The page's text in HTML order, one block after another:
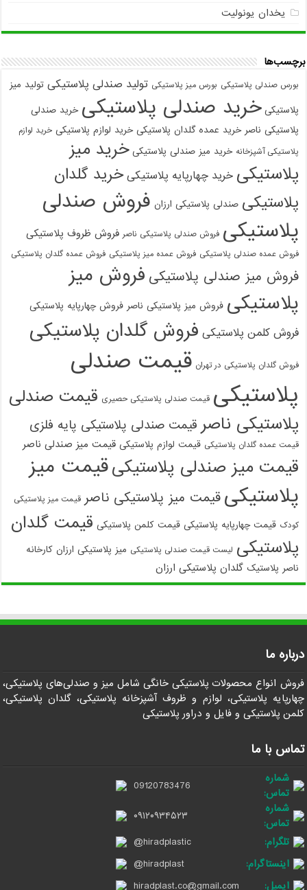
یخدان یونولیت
برچسب‌ها
بورس صندلی پلاستیکی بورس میز پلاستیکی تولید صندلی پلاستیکی تولید میز
پلاستیکی خرید صندلی پلاستیکی خرید صندلی
پلاستیکی ناصر خرید عمده گلدان پلاستیکی خرید لوازم پلاستیکی خرید لوازم
پلاستیکی آشپزخانه خرید میز صندلی پلاستیکی خرید میز
پلاستیکی خرید چهارپایه پلاستیکی خرید گلدان
پلاستیکی صندلی پلاستیکی ارزان فروش صندلی
پلاستیکی فروش صندلی پلاستیکی ناصر فروش ظروف پلاستیکی
فروش عمده صندلی پلاستیکی فروش عمده میز پلاستیکی فروش عمده گلدان پلاستیکی
فروش میز صندلی پلاستیکی فروش میز
پلاستیکی فروش میز پلاستیکی ناصر فروش چهارپایه پلاستیکی
فروش کلمن پلاستیکی فروش گلدان پلاستیکی
فروش گلدان پلاستیکی در تهران قیمت صندلی
پلاستیکی قیمت صندلی پلاستیکی حصیری قیمت صندلی
پلاستیکی ناصر قیمت صندلی پلاستیکی پایه فلزی
قیمت عمده گلدان پلاستیکی قیمت لوازم پلاستیکی قیمت میز صندلی ناصر
قیمت میز صندلی پلاستیکیقیمت میز
پلاستیکی قیمت میز پلاستیکی ناصر قیمت میز پلاستیکی
کودک قیمت چهارپایه پلاستیکی قیمت کلمن پلاستیکی قیمت گلدان
پلاستیکی لیست قیمت صندلی پلاستیکی میز پلاستیکی ارزان کارخانه
ناصر پلاستیک گلدان پلاستیکی ارزان
درباره ما
فروش انواع محصولات پلاستیکی خانگی شامل میز و صندلی‌های پلاستیکی،
چهارپایه پلاستیکی، لوازم و ظروف آشپزخانه پلاستیکی، گلدان پلاستیکی،
کلمن پلاستیکی و فایل و دراور پلاستیکی
تماس با ما
شماره
تماس:
09120783476
شماره
تماس:
۰۹۱۲۰۹۳۴۵۲۳
تلگرام:
@hiradplastic
اینستاگرام:
@hiradplast
ایمیل:
hiradplast.co@gmail.com